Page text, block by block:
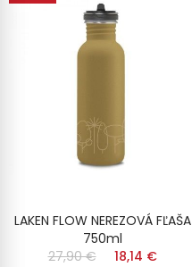
LAKEN FLOW NEREZOVÁ FĽAŠA
750ml
27,90 €
18,14 €